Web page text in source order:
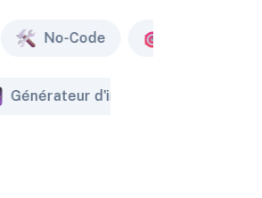
No-Code
Générateur d'image